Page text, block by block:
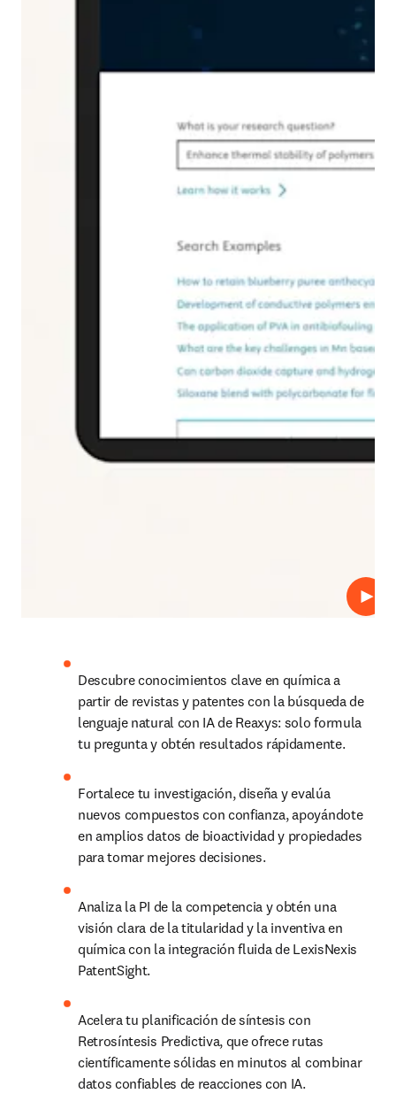
Descubre conocimientos clave en química a
partir de revistas y patentes con la búsqueda de
lenguaje natural con IA de Reaxys: solo formula
tu pregunta y obtén resultados rápidamente.
Fortalece tu investigación, diseña y evalúa
nuevos compuestos con confianza, apoyándote
en amplios datos de bioactividad y propiedades
para tomar mejores decisiones.
Analiza la PI de la competencia y obtén una
visión clara de la titularidad y la inventiva en
química con la integración fluida de LexisNexis
PatentSight.
Acelera tu planificación de síntesis con
Retrosíntesis Predictiva, que ofrece rutas
científicamente sólidas en minutos al combinar
datos confiables de reacciones con IA.